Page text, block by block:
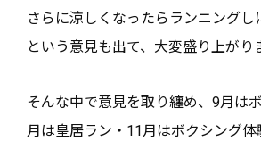
さらに涼しくなったらランニングし
という意見も出て、大変盛り上がり
そんな中で意見を取り纏め、9月は
月は皇居ラン・11月はボクシング